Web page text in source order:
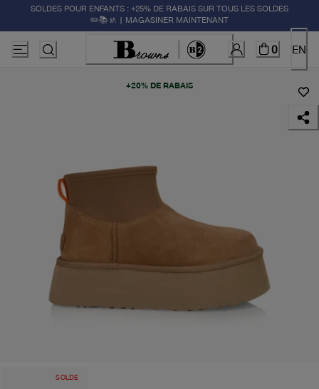
SOLDES POUR ENFANTS : +25% DE RABAIS SUR TOUS LES SOLDES
✏️📚🚸 | MAGASINER MAINTENANT
0 EN
+20% DE RABAIS
SOLDE